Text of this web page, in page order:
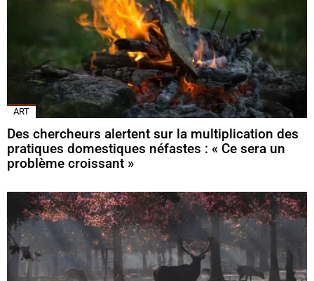
ART
Des chercheurs alertent sur la multiplication des
pratiques domestiques néfastes : « Ce sera un
problème croissant »